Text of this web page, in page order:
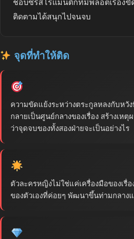
ชอบซีรีส์โรแมนติกที่มีพล็อตเรื่องขั
ติดตามได้สนุกไปจนจบ
จุดที่ทำให้ติด
ความขัดแย้งระหว่างตระกูลหลงกับหวั
กลายเป็นศูนย์กลางของเรื่อง สร้างเห
ว่าจุดจบของทั้งสองฝ่ายจะเป็นอย่างไร
ตัวละครหญิงไม่ใช่แค่เครื่องมือของเรื่
ของตัวเองที่ค่อยๆ พัฒนาขึ้นท่ามกลาง